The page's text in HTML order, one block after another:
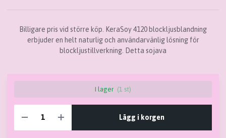
Billigare pris vid större köp. KeraSoy 4120 blockljusblandning
erbjuder en helt naturlig och användarvänlig lösning för
blockljustillverkning. Detta sojava
I lager (1 st)
Lägg i korgen